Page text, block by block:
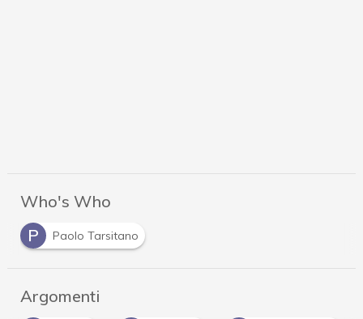
Who's Who
P
Paolo Tarsitano
Argomenti